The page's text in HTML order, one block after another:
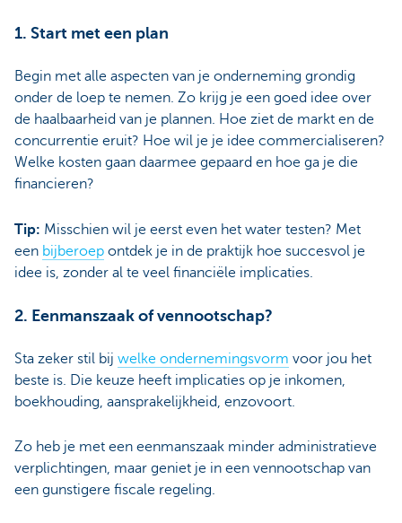
1. Start met een plan
Begin met alle aspecten van je onderneming grondig
onder de loep te nemen. Zo krijg je een goed idee over
de haalbaarheid van je plannen. Hoe ziet de markt en de
concurrentie eruit? Hoe wil je je idee commercialiseren?
Welke kosten gaan daarmee gepaard en hoe ga je die
financieren?
Tip: Misschien wil je eerst even het water testen? Met
een bijberoep ontdek je in de praktijk hoe succesvol je
idee is, zonder al te veel financiële implicaties.
2. Eenmanszaak of vennootschap?
Sta zeker stil bij welke ondernemingsvorm voor jou het
beste is. Die keuze heeft implicaties op je inkomen,
boekhouding, aansprakelijkheid, enzovoort.
Zo heb je met een eenmanszaak minder administratieve
verplichtingen, maar geniet je in een vennootschap van
een gunstigere fiscale regeling.